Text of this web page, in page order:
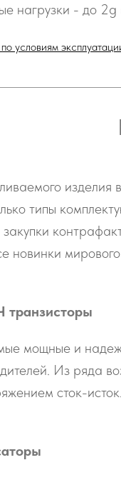
нагрузки - до
условиям
типы
новинки
транзисторы
мощные и
Из ряда
сток-исток.